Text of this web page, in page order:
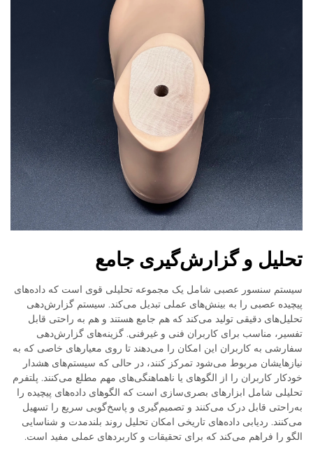
تحلیل و گزارش‌گیری جامع
سیستم سنسور عصبی شامل یک مجموعه تحلیلی قوی است که داده‌های
پیچیده عصبی را به بینش‌های عملی تبدیل می‌کند. سیستم گزارش‌دهی
تحلیل‌های دقیقی تولید می‌کند که هم جامع هستند و هم به راحتی قابل
تفسیر، مناسب برای کاربران فنی و غیرفنی. گزینه‌های گزارش‌دهی
سفارشی به کاربران این امکان را می‌دهند تا روی معیارهای خاصی که به
نیازهایشان مربوط می‌شود تمرکز کنند، در حالی که سیستم‌های هشدار
خودکار کاربران را از الگوهای یا ناهماهنگی‌های مهم مطلع می‌کنند. پلتفرم
تحلیلی شامل ابزارهای بصری‌سازی است که الگوهای داده‌های پیچیده را
به‌راحتی قابل درک می‌کنند و تصمیم‌گیری و پاسخ‌گویی سریع را تسهیل
می‌کنند. ردیابی داده‌های تاریخی امکان تحلیل روند بلندمدت و شناسایی
الگو را فراهم می‌کند که برای تحقیقات و کاربردهای عملی مفید است.